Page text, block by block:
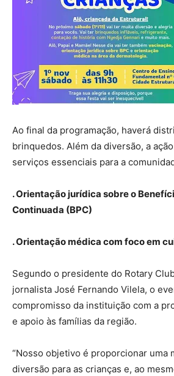
Ao final da programação, haverá
brinquedos. Além da diversão, a
serviços essenciais para a
. Orientação jurídica sobre o
Continuada (BPC)
. Orientação médica com foco em
Segundo o presidente do Rotary
jornalista José Fernando Vilela, o
compromisso da instituição com a
e apoio às famílias da região.
“Nosso objetivo é proporcionar uma
diversão para as crianças e, ao